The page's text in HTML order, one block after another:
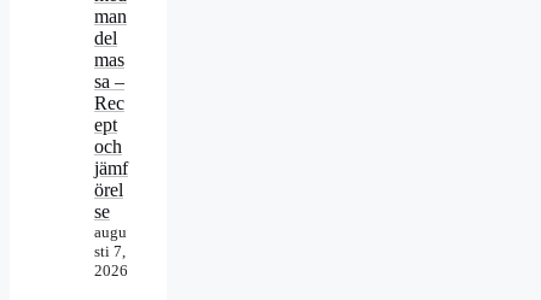
man
del
mas
sa –
Rec
ept
och
jämf
örel
se
augu
sti 7,
2026